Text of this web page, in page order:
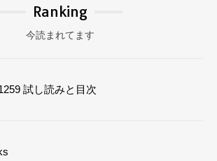
Ranking
今読まれてます
試し読みと目次